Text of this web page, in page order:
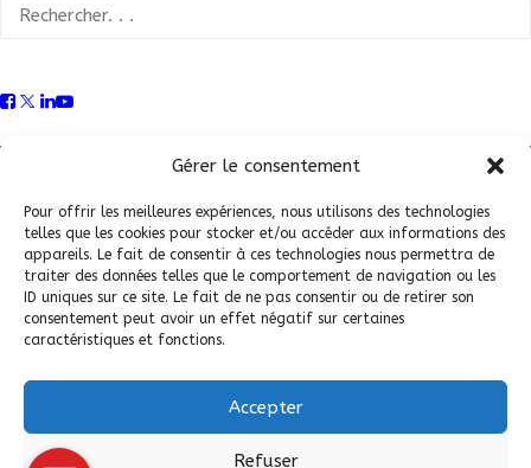
Gérer le consentement
Pour offrir les meilleures expériences, nous utilisons des technologies
telles que les cookies pour stocker et/ou accéder aux informations des
appareils. Le fait de consentir à ces technologies nous permettra de
traiter des données telles que le comportement de navigation ou les
ID uniques sur ce site. Le fait de ne pas consentir ou de retirer son
consentement peut avoir un effet négatif sur certaines
caractéristiques et fonctions.
Accepter
Refuser
Politique de confidentialité
© 2026 Fédération Française de Carrosserie Industrie et Services. |
Tous droits réservés.